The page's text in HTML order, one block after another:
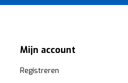
Mijn account
Registreren